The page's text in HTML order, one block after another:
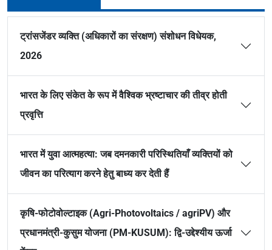
ट्रांसजेंडर व्यक्ति (अधिकारों का संरक्षण) संशोधन विधेयक,
2026
भारत के लिए संकेत के रूप में वैश्विक भ्रष्टाचार की तीव्र होती
प्रवृत्ति
भारत में युवा आत्महत्या: जब दमनकारी परिस्थितियाँ व्यक्तियों को
जीवन का परित्याग करने हेतु बाध्य कर देती हैं
कृषि-फोटोवोल्टाइक (Agri-Photovoltaics / agriPV) और
प्रधानमंत्री-कुसुम योजना (PM-KUSUM): द्वि-उद्देश्यीय ऊर्जा